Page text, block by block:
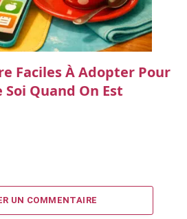
Faciles À Adopter Pour
Quand On Est
UN COMMENTAIRE